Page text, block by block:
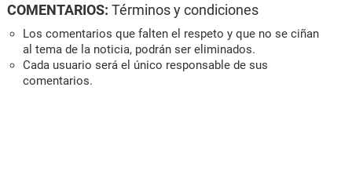
COMENTARIOS: Términos y condiciones
Los comentarios que falten el respeto y que no se ciñan
al tema de la noticia, podrán ser eliminados.
Cada usuario será el único responsable de sus
comentarios.